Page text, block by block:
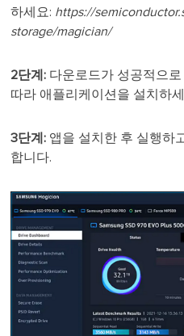
하세요: https://
storage/magician/
2단계: 다운로드가 성공적으로
따라 애플리케이션을 설치하
3단계: 앱을 설치한 후 실행하
합니다.